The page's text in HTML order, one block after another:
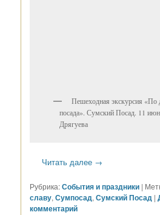
Пешеходная экскурсия «По
посада». Сумский Посад. 11
Дрягуева
Читать далее →
Рубрика:События и праздники |
славу,Сумпосад,Сумский Посад |
комментарий